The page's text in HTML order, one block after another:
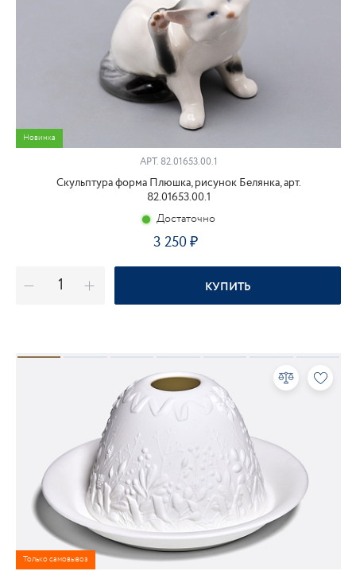
Новинка
АРТ.82.01653.00.1
Скульптура форма Плюшка, рисунок Белянка, арт.
82.01653.00.1
Достаточно
3 250
КУПИТЬ
Только самовывоз